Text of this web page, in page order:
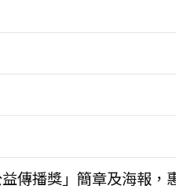
傳播獎」簡章及海報，